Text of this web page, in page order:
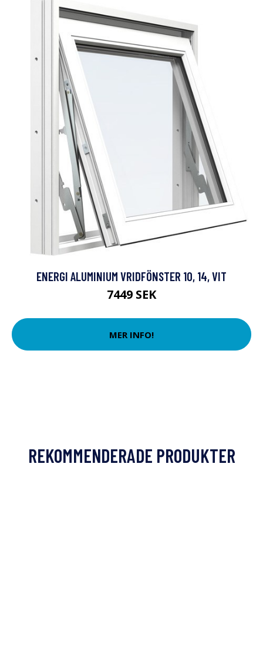
ENERGI ALUMINIUM VRIDFÖNSTER 10, 14, VIT
7449 SEK
MER INFO!
REKOMMENDERADE PRODUKTER